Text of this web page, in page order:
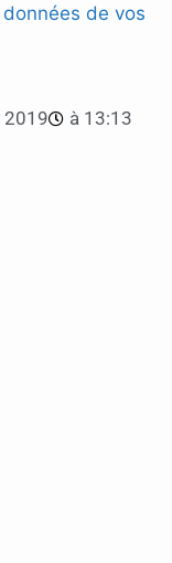
de vos
2019 à 13:13